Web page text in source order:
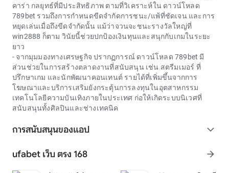
คาร่า กลยุทธ์ที่มีประสิทธิภาพ ตามที่วิเคราะห์ใน ดาวน์โหลด
789bet รวมถึงการกำหนดขีดจำกัดการชนะ/แพ้ที่ชัดเจน และการ
หยุดเล่นเมื่อถึงขีดจำกัดนั้น แม้ว่าจวนจะชนะรางวัลใหญ่ที่
win2888 ก็ตาม วินัยนี้ช่วยปกป้องเงินทุนและสนุกกับเกมในระยะ
ยาว
- จากมุมมองทางเศรษฐกิจ ปรากฏการณ์ ดาวน์โหลด 789bet มี
ส่วนช่วยในการสร้างตลาดงานที่สนับสนุน เช่น สตรีมเมอร์ ที่
ปรึกษาเกม และนักพัฒนาคอนเทนต์ รายได้ที่เพิ่มขึ้นจากการ
โฆษณาและบริการเสริมยังกระตุ้นการลงทุนในอุตสาหกรรม
เทคโนโลยีความบันเทิงภายในประเทศ ก่อให้เกิดระบบนิเวศที่
สนับสนุนทั้งศิลปินและช่างเทคนิค
การสนับสนุนของแอป expand_more
ufabet เว็บ ตรง 168 arrow_forward